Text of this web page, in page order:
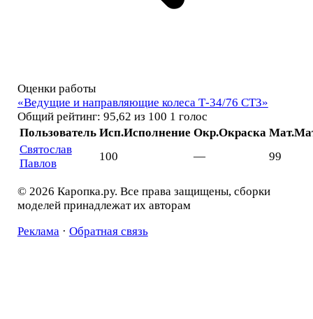
Оценки работы
«Ведущие и направляющие колеса Т-34/76 СТЗ»
Общий рейтинг: 95,62 из 100 1 голос
Пользователь Исп.Исполнение Окр.Окраска Мат.
Святослав
Павлов
100 — 99
© 2026 Каропка.ру. Все права защищены, сборки
моделей принадлежат их авторам
Реклама· Обратная связь